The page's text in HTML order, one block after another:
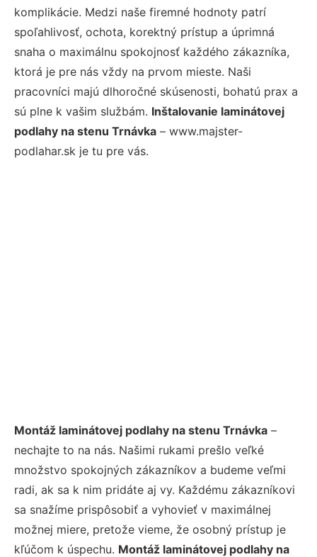
komplikácie. Medzi naše firemné hodnoty patrí
spoľahlivosť, ochota, korektný prístup a úprimná
snaha o maximálnu spokojnosť každého zákazníka,
ktorá je pre nás vždy na prvom mieste. Naši
pracovníci majú dlhoročné skúsenosti, bohatú prax a
sú plne k vašim službám. Inštalovanie laminátovej
podlahy na stenu Trnávka – www.majster-
podlahar.sk je tu pre vás.
Montáž laminátovej podlahy na stenu Trnávka –
nechajte to na nás. Našimi rukami prešlo veľké
množstvo spokojných zákazníkov a budeme veľmi
radi, ak sa k nim pridáte aj vy. Každému zákazníkovi
sa snažíme prispôsobiť a vyhovieť v maximálnej
možnej miere, pretože vieme, že osobný prístup je
kľúčom k úspechu. Montáž laminátovej podlahy na